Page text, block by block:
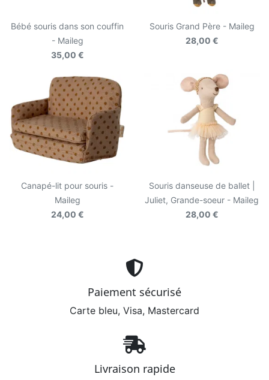
Bébé souris dans son couffin
- Maileg
35,00 €
Souris Grand Père - Maileg
28,00 €
Canapé-lit pour souris -
Maileg
24,00 €
Souris danseuse de ballet |
Juliet, Grande-soeur - Maileg
28,00 €
Paiement sécurisé
Carte bleu, Visa, Mastercard
Livraison rapide